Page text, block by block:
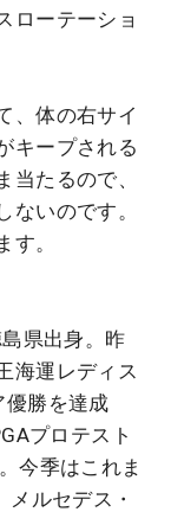
ローテーショ
、体の右サイ
キープされる
たるので、
ないのです。
す。
県出身。昨
海運レディス
優勝を達成
プロテスト
今季はこれま
ルセデス・